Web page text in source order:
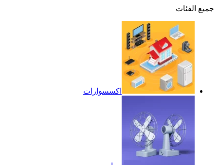
جميع الفئات
اكسسوارات